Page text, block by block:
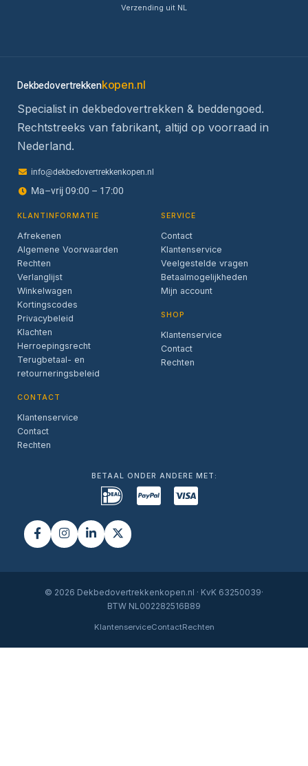
Verzending uit NL
Dekbedovertrekkenkopen.nl
Specialist in dekbedovertrekken & beddengoed.
Rechtstreeks van fabrikant, altijd op voorraad in
Nederland.
info@dekbedovertrekkenkopen.nl
Ma–vrij 09:00 – 17:00
KLANTINFORMATIE
Afrekenen
Algemene Voorwaarden
Rechten
Verlanglijst
Winkelwagen
Kortingscodes
Privacybeleid
Klachten
Herroepingsrecht
Terugbetaal- en
retourneringsbeleid
CONTACT
Klantenservice
Contact
Rechten
SERVICE
Contact
Klantenservice
Veelgestelde vragen
Betaalmogelijkheden
Mijn account
SHOP
Klantenservice
Contact
Rechten
BETAAL ONDER ANDERE MET:
© 2026 Dekbedovertrekkenkopen.nl · KvK 63250039·
BTW NL002282516B89
KlantenserviceContactRechten